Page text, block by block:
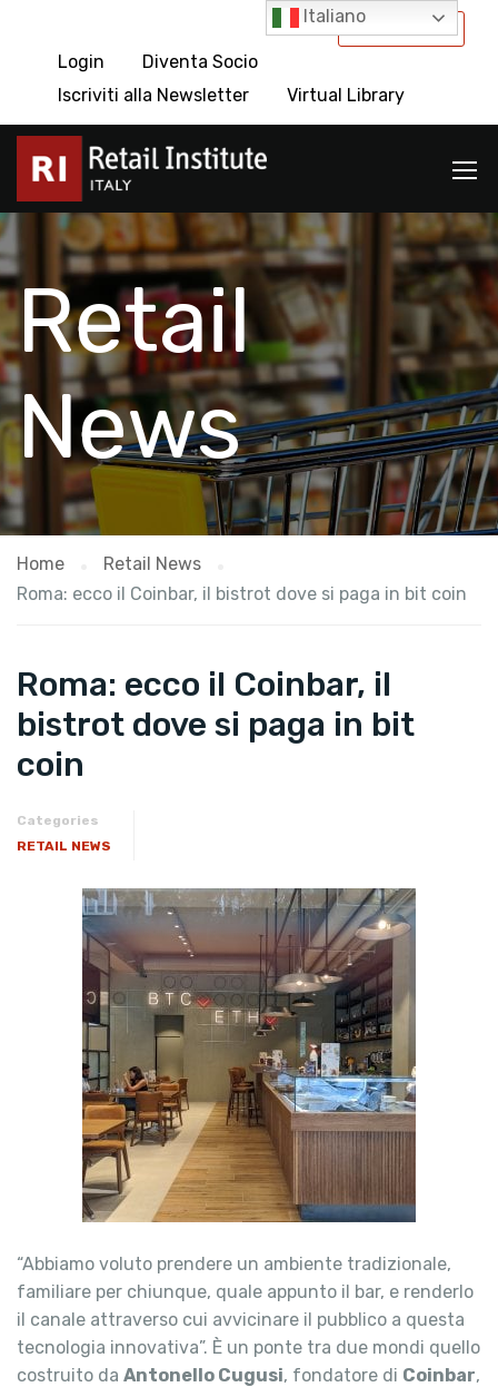
International
Login
Diventa Socio
Iscriviti alla Newsletter
Virtual Library
Retail
News
Home
Retail News
Roma: ecco il Coinbar, il bistrot dove si paga in bit coin
Roma: ecco il Coinbar, il
bistrot dove si paga in bit
coin
Categories
RETAIL NEWS
“Abbiamo voluto prendere un ambiente tradizionale,
familiare per chiunque, quale appunto il bar, e renderlo
il canale attraverso cui avvicinare il pubblico a questa
tecnologia innovativa”. È un ponte tra due mondi quello
costruito da Antonello Cugusi, fondatore di Coinbar,
Italiano